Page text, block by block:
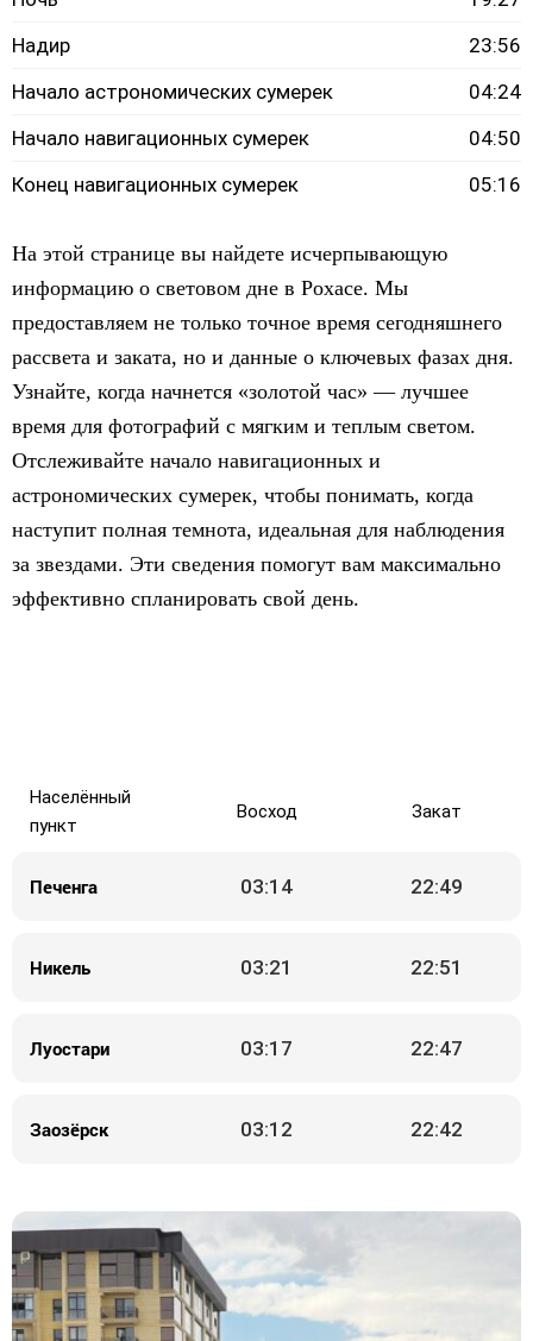
Надир
23:56
Начало астрономических сумерек
04:24
Начало навигационных сумерек
04:50
Конец навигационных сумерек
05:16
На этой странице вы найдете исчерпывающую
информацию о световом дне в Рохасе. Мы
предоставляем не только точное время сегодняшнего
рассвета и заката, но и данные о ключевых фазах дня.
Узнайте, когда начнется «золотой час» — лучшее
время для фотографий с мягким и теплым светом.
Отслеживайте начало навигационных и
астрономических сумерек, чтобы понимать, когда
наступит полная темнота, идеальная для наблюдения
за звездами. Эти сведения помогут вам максимально
эффективно спланировать свой день.
Населённый
пункт
Восход Закат
Печенга 03:14 22:49
Никель 03:21 22:51
Луостари 03:17 22:47
Заозёрск 03:12 22:42